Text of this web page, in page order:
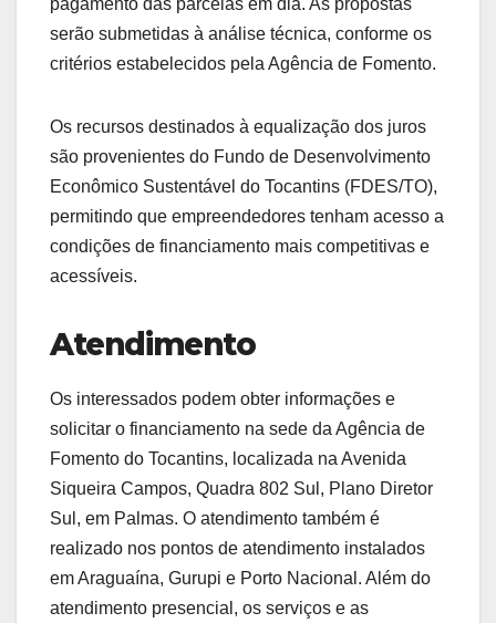
serão submetidas à análise técnica, conforme os
critérios estabelecidos pela Agência de Fomento.
Os recursos destinados à equalização dos juros
são provenientes do Fundo de Desenvolvimento
Econômico Sustentável do Tocantins (FDES/TO),
permitindo que empreendedores tenham acesso a
condições de financiamento mais competitivas e
acessíveis.
Atendimento
Os interessados podem obter informações e
solicitar o financiamento na sede da Agência de
Fomento do Tocantins, localizada na Avenida
Siqueira Campos, Quadra 802 Sul, Plano Diretor
Sul, em Palmas. O atendimento também é
realizado nos pontos de atendimento instalados
em Araguaína, Gurupi e Porto Nacional. Além do
atendimento presencial, os serviços e as